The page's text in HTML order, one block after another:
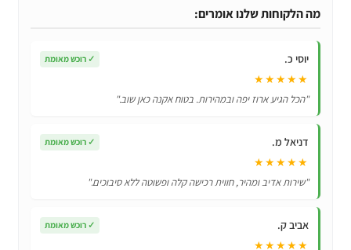
כיריים
מה הלקוחות שלנו אומרים:
יוסי כ. ✓ רוכש מאומת
★★★★★
"הכל הגיע ארוז יפה ובמהירות. בטוח אקנה כאן שוב."
דניאל מ. ✓ רוכש מאומת
★★★★★
"שירות אדיב ומהיר, חווית רכישה קלה ופשוטה ללא סיבוכים."
אביב ק. ✓ רוכש מאומת
★★★★★